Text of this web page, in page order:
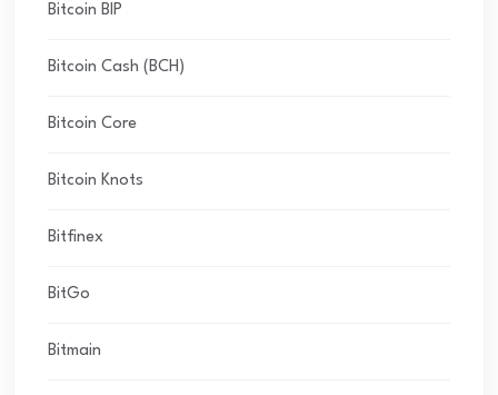
Bitcoin BIP
Bitcoin Cash (BCH)
Bitcoin Core
Bitcoin Knots
Bitfinex
BitGo
Bitmain